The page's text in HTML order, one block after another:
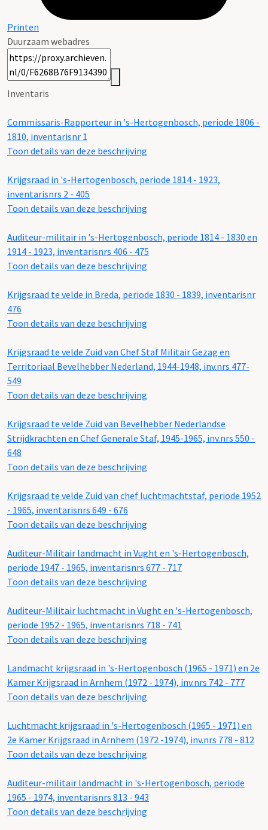
Printen
Duurzaam webadres
Inventaris
Commissaris-Rapporteur in 's-Hertogenbosch, periode 1806 -
1810, inventarisnr 1
Toon details van deze beschrijving
Krijgsraad in 's-Hertogenbosch, periode 1814 - 1923,
inventarisnrs 2 - 405
Toon details van deze beschrijving
Auditeur-militair in 's-Hertogenbosch, periode 1814 - 1830 en
1914 - 1923, inventarisnrs 406 - 475
Toon details van deze beschrijving
Krijgsraad te velde in Breda, periode 1830 - 1839, inventarisnr
476
Toon details van deze beschrijving
Krijgsraad te velde Zuid van Chef Staf Militair Gezag en
Territoriaal Bevelhebber Nederland, 1944-1948, inv.nrs 477-
549
Toon details van deze beschrijving
Krijgsraad te velde Zuid van Bevelhebber Nederlandse
Strijdkrachten en Chef Generale Staf, 1945-1965, inv.nrs 550 -
648
Toon details van deze beschrijving
Krijgsraad te velde Zuid van chef luchtmachtstaf, periode 1952
- 1965, inventarisnrs 649 - 676
Toon details van deze beschrijving
Auditeur-Militair landmacht in Vught en 's-Hertogenbosch,
periode 1947 - 1965, inventarisnrs 677 - 717
Toon details van deze beschrijving
Auditeur-Militair luchtmacht in Vught en 's-Hertogenbosch,
periode 1952 - 1965, inventarisnrs 718 - 741
Toon details van deze beschrijving
Landmacht krijgsraad in 's-Hertogenbosch (1965 - 1971) en 2e
Kamer Krijgsraad in Arnhem (1972 - 1974), inv.nrs 742 - 777
Toon details van deze beschrijving
Luchtmacht krijgsraad in 's-Hertogenbosch (1965 - 1971) en
2e Kamer Krijgsraad in Arnhem (1972 -1974), inv.nrs 778 - 812
Toon details van deze beschrijving
Auditeur-militair landmacht in 's-Hertogenbosch, periode
1965 - 1974, inventarisnrs 813 - 943
Toon details van deze beschrijving